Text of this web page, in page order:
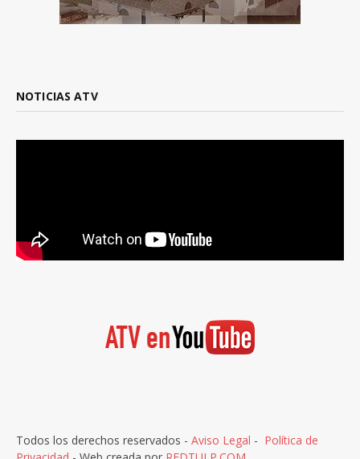
NOTICIAS ATV
Todos los derechos reservados - Aviso Legal - Política de